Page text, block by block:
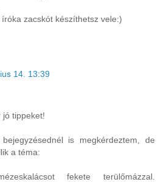
zacskót készíthetsz vele:)
14. 13:39
jó tippeket!
is megkérdeztem, de
a téma:
fekete terülőmázzal.